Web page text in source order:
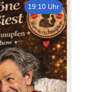
19:10 Uhr